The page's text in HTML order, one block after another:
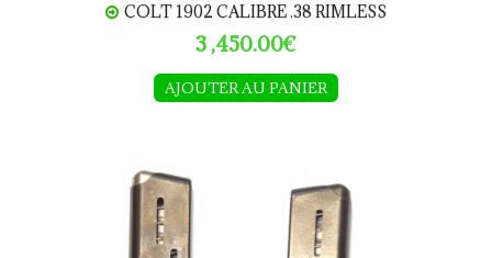
COLT 1902 CALIBRE .38 RIMLESS
3 ,450.00€
AJOUTER AU PANIER